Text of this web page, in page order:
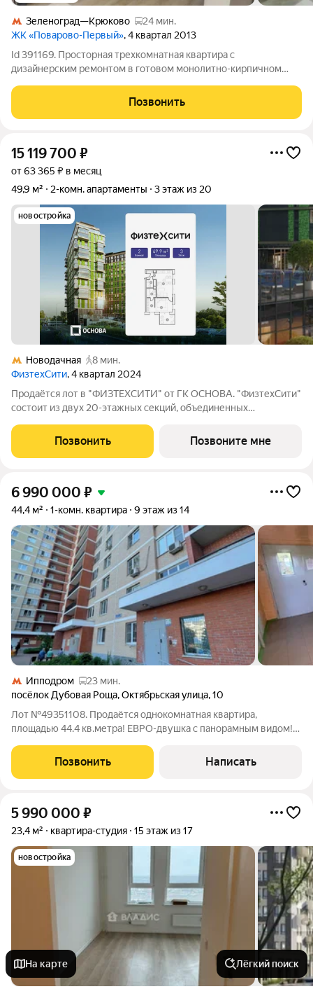
Зеленоград—Крюково
24 мин.
ЖК «Поварово-Первый», 4 квартал 2013
Id 391169. Просторная трехкомнатная квартира с
дизайнерским ремонтом в готовом монолитно-кирпичном
этажного здания в поселке Поварово городского округа
Солнечногорск. Общая площадь 94
Позвонить
15 119 700 ₽
от 63 365 ₽ в месяц
49,9 м²
2-комн. апартаменты 3 этаж из 20
новостройка
Новодачная
8 мин.
ФизтехСити, 4 квартал 2024
Продаётся лот в "ФИЗТЕХСИТИ" от ГК ОСНОВА. "ФизтехСити"
состоит из двух 20-этажных секций, объединенных
панорамным остеклением. В кластере собственный
подземный паркинг и гостевые парковки, на первых
Позвонить Позвоните мне
6 990 000 ₽
44,4 м² 1-комн. квартира 9 этаж из 14
Ипподром
23 мин.
посёлок Дубовая Роща,Октябрьская улица,10
Лот №49351108. Продаётся однокомнатная квартира,
площадью 44.4 кв.метра! ЕВРО-двушка с панорамным видом!
Транспортная доступность: 10 минут пешком до жд станции
Совхоз(либо транспортом до мцд
Позвонить Написать
5 990 000 ₽
23,4 м² квартира-студия 15 этаж из 17
новостройка
На карте Лёгкий поиск